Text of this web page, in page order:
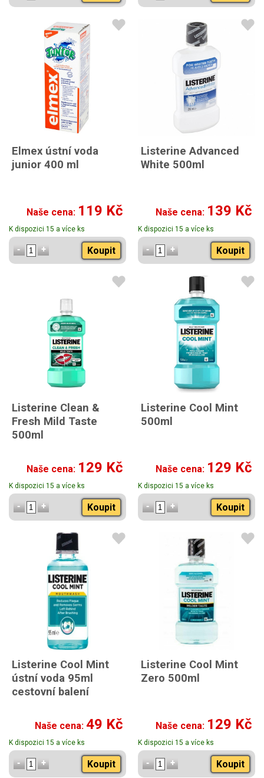
Elmex ústní voda
junior 400 ml
Naše cena: 119 Kč
K dispozici 15 a více ks
Koupit
Listerine Advanced
White 500ml
Naše cena: 139 Kč
K dispozici 15 a více ks
Koupit
Listerine Clean &
Fresh Mild Taste
500ml
Naše cena: 129 Kč
K dispozici 15 a více ks
Koupit
Listerine Cool Mint
500ml
Naše cena: 129 Kč
K dispozici 15 a více ks
Koupit
Listerine Cool Mint
ústní voda 95ml
cestovní balení
Naše cena: 49 Kč
K dispozici 15 a více ks
Koupit
Listerine Cool Mint
Zero 500ml
Naše cena: 129 Kč
K dispozici 15 a více ks
Koupit